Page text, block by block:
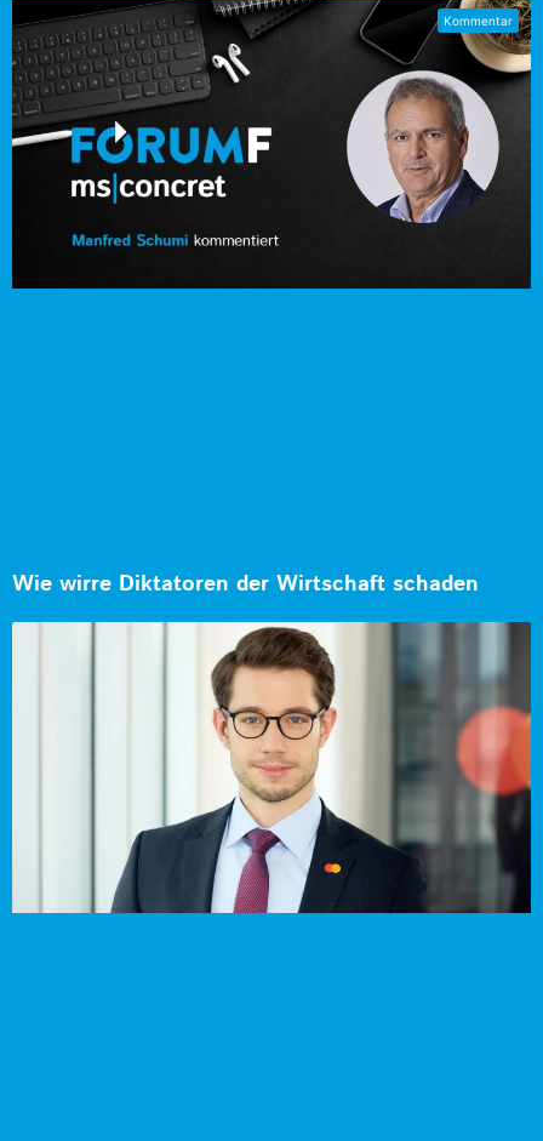
Wie wirre Diktatoren der Wirtschaft schaden